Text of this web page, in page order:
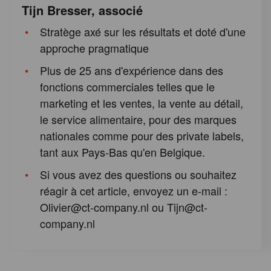
Tijn Bresser, associé
Stratège axé sur les résultats et doté d'une
approche pragmatique
Plus de 25 ans d'expérience dans des
fonctions commerciales telles que le
marketing et les ventes, la vente au détail,
le service alimentaire, pour des marques
nationales comme pour des private labels,
tant aux Pays-Bas qu'en Belgique.
Si vous avez des questions ou souhaitez
réagir à cet article, envoyez un e-mail :
Olivier@ct-company.nl ou Tijn@ct-
company.nl